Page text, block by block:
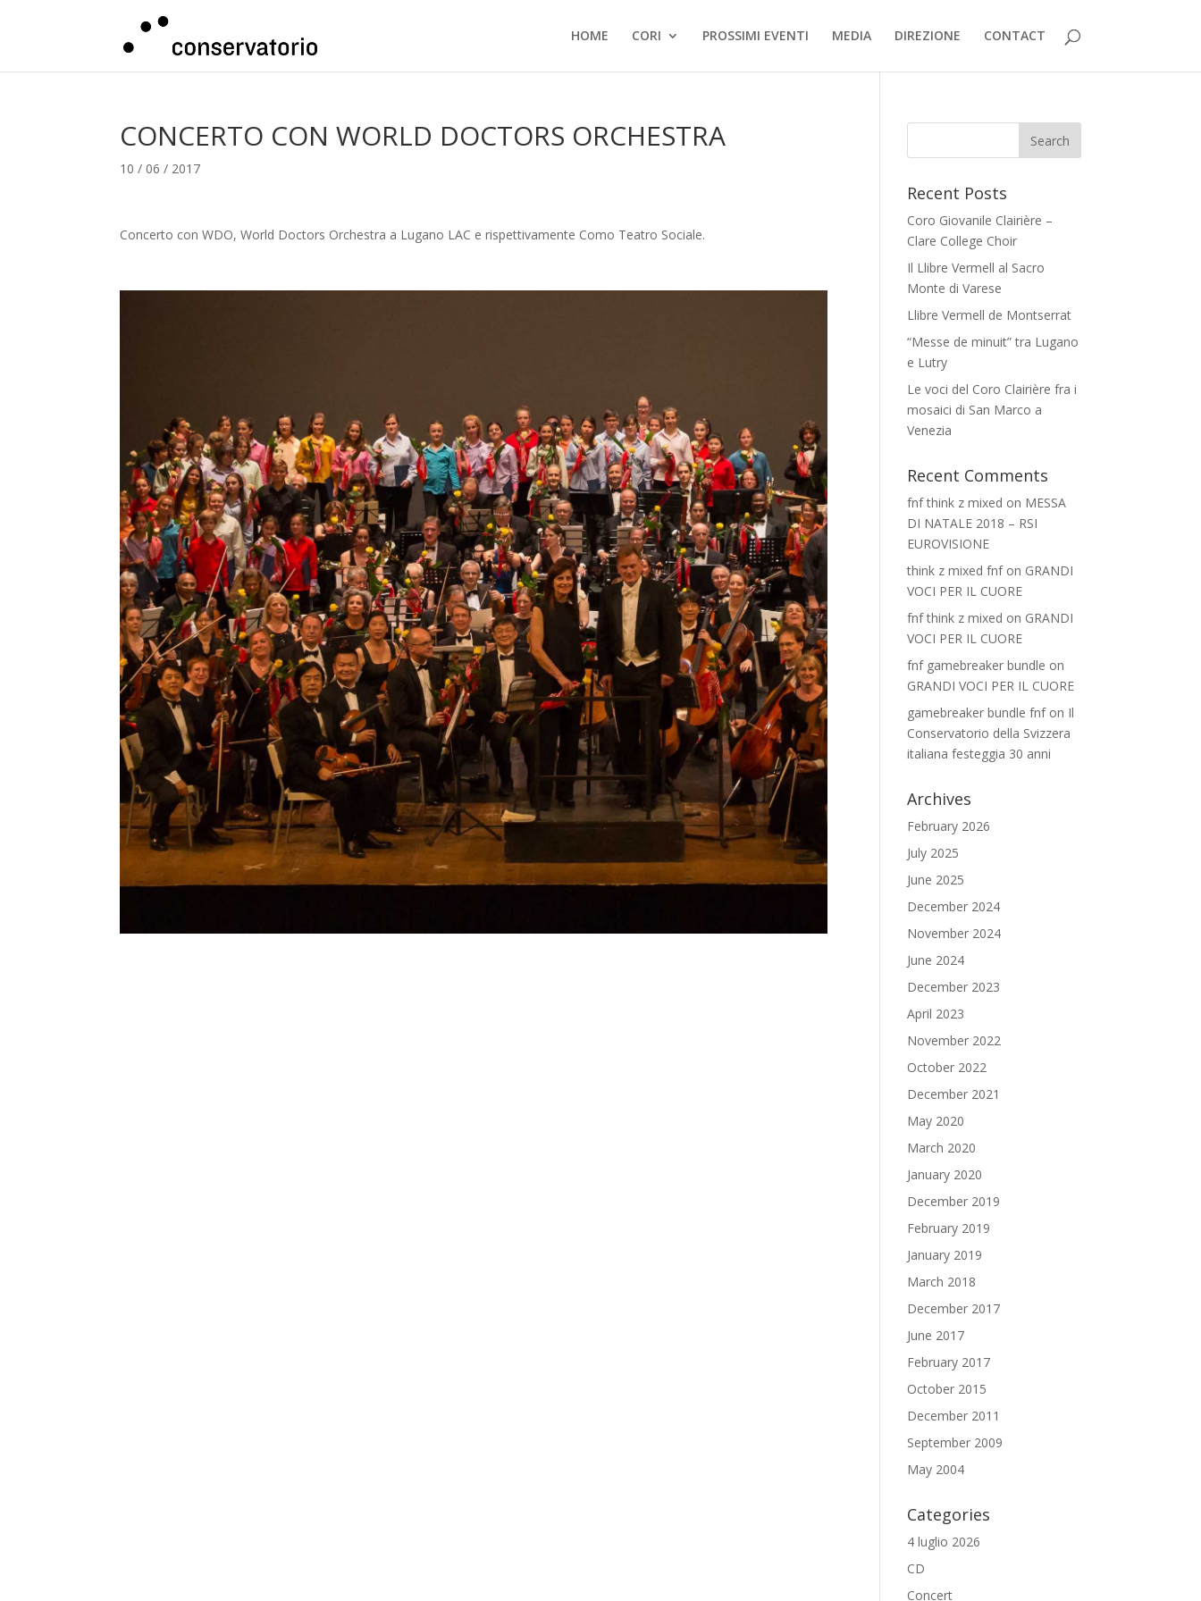
HOME CORI PROSSIMI EVENTI MEDIA DIREZIONE CONTACT
CONCERTO CON WORLD DOCTORS ORCHESTRA
10 / 06 / 2017
Concerto con WDO, World Doctors Orchestra a Lugano LAC e rispettivamente Como Teatro Sociale.
Recent Posts
Coro Giovanile Clairière –
Clare College Choir
Il Llibre Vermell al Sacro
Monte di Varese
Llibre Vermell de Montserrat
“Messe de minuit” tra Lugano
e Lutry
Le voci del Coro Clairière fra i
mosaici di San Marco a
Venezia
Recent Comments
fnf think z mixed on MESSA
DI NATALE 2018 – RSI
EUROVISIONE
think z mixed fnfon GRANDI
VOCI PER IL CUORE
fnf think z mixed on GRANDI
VOCI PER IL CUORE
fnf gamebreaker bundle on
GRANDI VOCI PER IL CUORE
gamebreaker bundle fnfon Il
Conservatorio della Svizzera
italiana festeggia 30 anni
Archives
February 2026
July 2025
June 2025
December 2024
November 2024
June 2024
December 2023
April 2023
November 2022
October 2022
December 2021
May 2020
March 2020
January 2020
December 2019
February 2019
January 2019
March 2018
December 2017
June 2017
February 2017
October 2015
December 2011
September 2009
May 2004
Categories
4 luglio 2026
CD
Concert